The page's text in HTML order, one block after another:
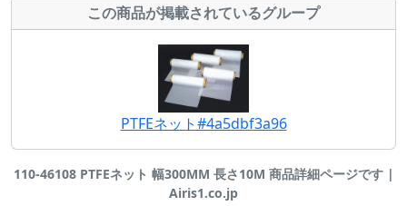
この商品が掲載されているグループ
PTFEネット#4a5dbf3a96
110-46108 PTFEネット 幅300MM 長さ10M 商品詳細ページです |
Airis1.co.jp